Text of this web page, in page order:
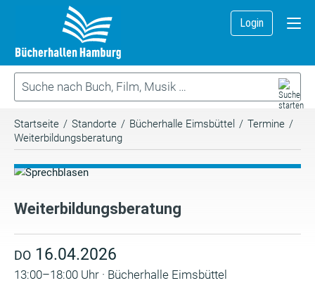
Login
Startseite / Standorte / Bücherhalle Eimsbüttel / Termine /
Weiterbildungsberatung
Weiterbildungsberatung
DO 16.04.2026
13:00–18:00 Uhr · Bücherhalle Eimsbüttel